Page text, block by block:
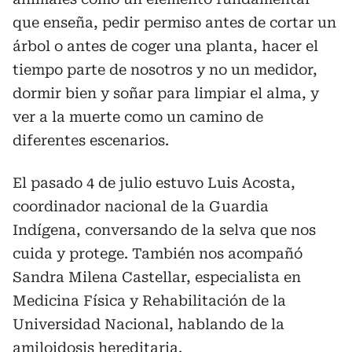
que enseña, pedir permiso antes de cortar un
árbol o antes de coger una planta, hacer el
tiempo parte de nosotros y no un medidor,
dormir bien y soñar para limpiar el alma, y
ver a la muerte como un camino de
diferentes escenarios.
El pasado 4 de julio estuvo Luis Acosta,
coordinador nacional de la Guardia
Indígena, conversando de la selva que nos
cuida y protege. También nos acompañó
Sandra Milena Castellar, especialista en
Medicina Física y Rehabilitación de la
Universidad Nacional, hablando de la
amiloidosis hereditaria.